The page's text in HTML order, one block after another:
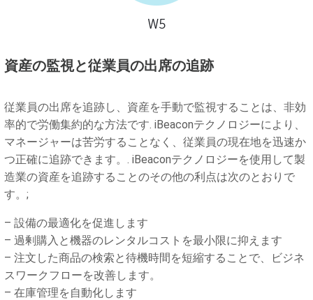
資産の監視と従業員の出席の追跡
従業員の出席を追跡し、資産を手動で監視することは、非効
率的で労働集約的な方法です. iBeaconテクノロジーにより、
マネージャーは苦労することなく、従業員の現在地を迅速か
つ正確に追跡できます。. iBeaconテクノロジーを使用して製
造業の資産を追跡することのその他の利点は次のとおりで
す。;
– 設備の最適化を促進します
– 過剰購入と機器のレンタルコストを最小限に抑えます
– 注文した商品の検索と待機時間を短縮することで、ビジネ
スワークフローを改善します。
– 在庫管理を自動化します